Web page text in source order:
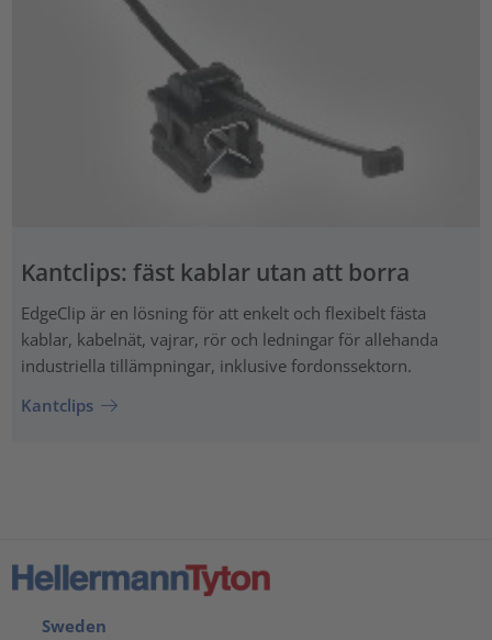
Kantclips: fäst kablar utan att borra
EdgeClip är en lösning för att enkelt och flexibelt fästa
kablar, kabelnät, vajrar, rör och ledningar för allehanda
industriella tillämpningar, inklusive fordonssektorn.
Kantclips
Sweden